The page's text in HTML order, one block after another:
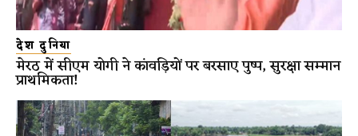
देश दुनिया
मेरठ में सीएम योगी ने कांवड़ियों पर बरसाए पुष्प, सुरक्षा सम्मान
प्राथमिकता!